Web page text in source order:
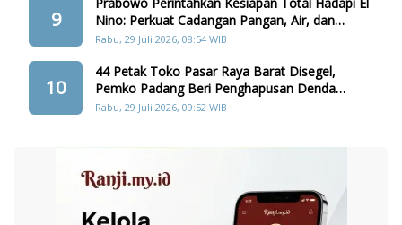
9
Nino: Perkuat Cadangan Pangan, Air, dan
Teknologi
Rabu, 29 Juli 2026, 08:54 WIB
10
44 Petak Toko Pasar Raya Barat Disegel,
Pemko Padang Beri Penghapusan Denda
Retribusi
Rabu, 29 Juli 2026, 09:52 WIB